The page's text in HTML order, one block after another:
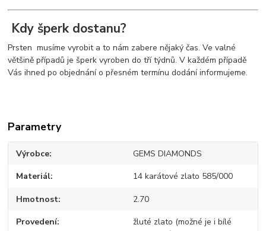
Kdy šperk dostanu?
Prsten musíme vyrobit a to nám zabere nějaký čas. Ve valné
většině případů je šperk vyroben do tří týdnů. V každém případě
Vás ihned po objednání o přesném termínu dodání informujeme.
Parametry
Výrobce GEMS DIAMONDS
Materiál 14 karátové zlato 585/000
Hmotnost 2.70
Provedení
žluté zlato (možné je i bílé